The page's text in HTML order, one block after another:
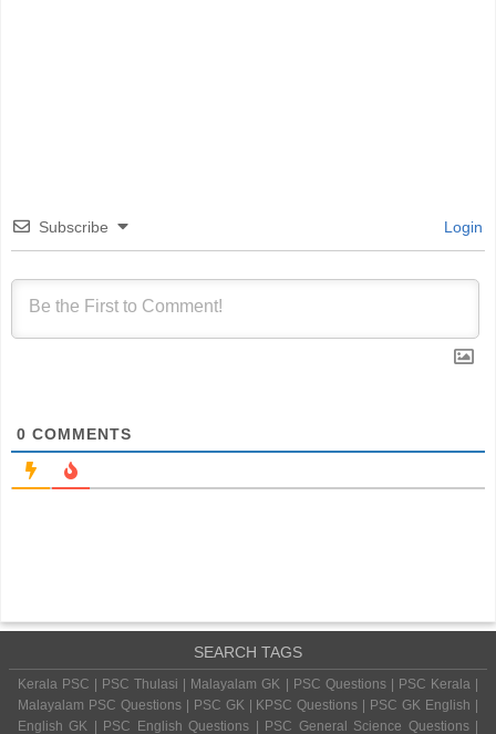
Subscribe Login
0 COMMENTS
SEARCH TAGS
Kerala PSC | PSC Thulasi | Malayalam GK | PSC Questions | PSC Kerala |
Malayalam PSC Questions | PSC GK | KPSC Questions | PSC GK English |
English GK | PSC English Questions | PSC General Science Questions |